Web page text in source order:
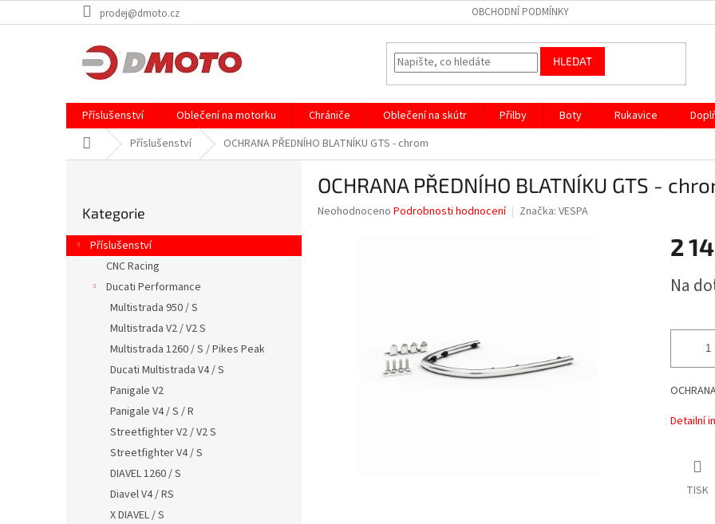
na
prodej@dmoto.cz OBCHODNÍ PODMÍNKY
HLEDAT
Příslušenství Oblečení na motorku Chrániče Oblečení na skútr Přilby Boty Rukavice
Domů Příslušenství OCHRANA PŘEDNÍHO BLATNÍKU GTS - chrom
r
a
kategorie
Kategorie
Příslušenství
CNC Racing
Ducati Performance
Multistrada 950 / S
Multistrada V2 / V2 S
Multistrada 1260 / S / Pikes Peak
Ducati Multistrada V4 / S
Panigale V2
Panigale V4 / S / R
Streetfighter V2 / V2 S
Streetfighter V4 / S
DIAVEL 1260 / S
Diavel V4 / RS
X DIAVEL / S
OCHRANA PŘEDNÍHO BLATNÍKU GTS -
Průměrné
Neohodnoceno Podrobnosti hodnocení Značka: VESPA
2
cena:
Na
Detailní
TISK